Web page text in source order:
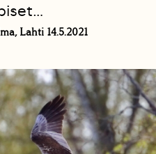
Lahti 14.5.2021